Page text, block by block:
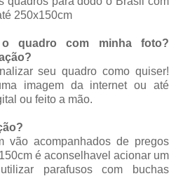
250x150cm
o quadro com minha foto?
seu quadro como quiser!
imagem da internet ou até
ou feito a mão.
vão acompanhados de pregos
é aconselhavel acionar um
parafusos com buchas